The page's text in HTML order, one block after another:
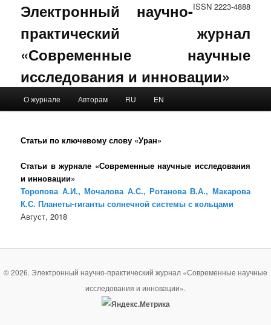
ISSN 2223-4888
Электронный научно-
практический журнал
«Современные научные
исследования и инновации»
Skip to primary content
Skip to secondary content
О журнале Авторам RU EN
Статьи по ключевому слову «Уран»
Статьи в журнале «Современные научные исследования
и инновации»
Торопова А.И., Мочалова А.С., Ротанова В.А., Макарова
К.С. Планеты-гиганты солнечной системы с кольцами
Август, 2018
© 2026. Электронный научно-практический журнал «Современные научные
исследования и инновации».